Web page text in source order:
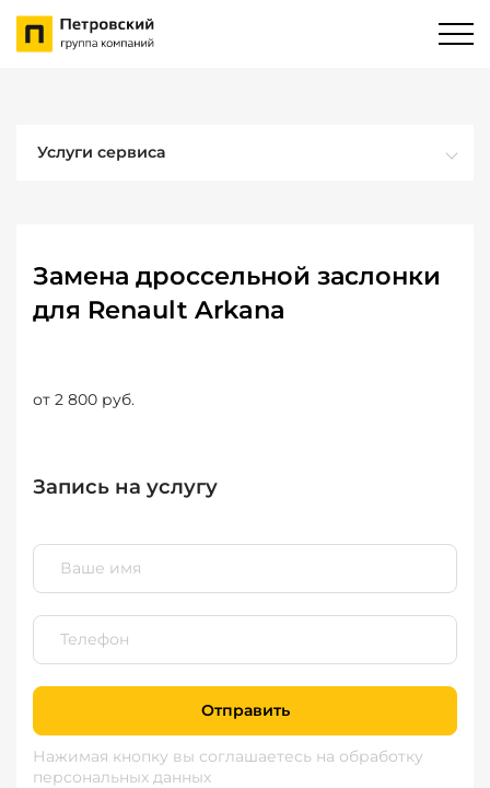
Услуги сервиса
Замена дроссельной заслонки
для Renault Arkana
от 2 800 руб.
Запись на услугу
Отправить
Нажимая кнопку вы соглашаетесь на обработку
персональных данных